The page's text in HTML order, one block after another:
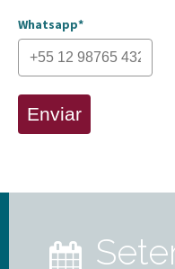
Whatsapp*
Enviar
setembro 4,